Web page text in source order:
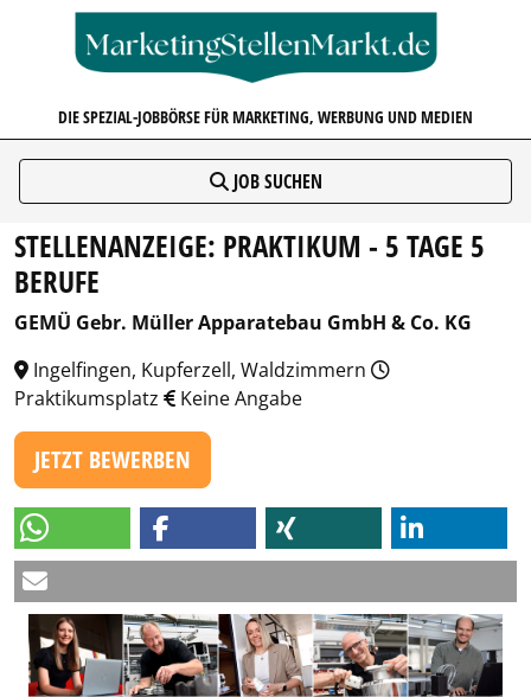
DIE SPEZIAL-JOBBÖRSE FÜR MARKETING, WERBUNG UND MEDIEN
JOB SUCHEN
STELLENANZEIGE: PRAKTIKUM - 5 TAGE 5
BERUFE
GEMÜ Gebr. Müller Apparatebau GmbH & Co. KG
Ingelfingen, Kupferzell, Waldzimmern
Praktikumsplatz
Keine Angabe
JETZT BEWERBEN